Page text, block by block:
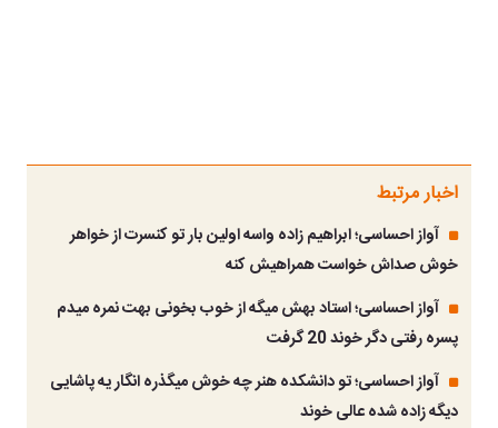
اخبار مرتبط
آواز احساسی؛ ابراهیم زاده واسه اولین بار تو کنسرت از خواهر
خوش صداش خواست همراهیش کنه
آواز احساسی؛ استاد بهش میگه از خوب بخونی بهت نمره میدم
پسره رفتی دگر خوند 20 گرفت
آواز احساسی؛ تو دانشکده هنر چه خوش میگذره انگار یه پاشایی
دیگه زاده شده عالی خوند